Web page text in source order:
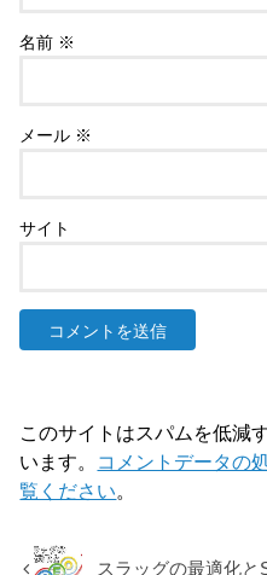
名前 ※
メール ※
サイト
このサイトはスパムを低減
います。 コメントデータの
覧ください。
スラッグの最適化